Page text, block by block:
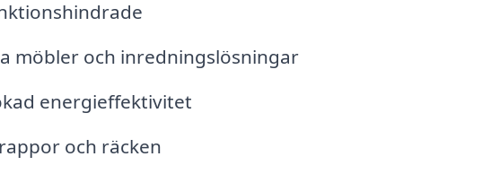
möbler och inredningslösningar
energieffektivitet
och räcken